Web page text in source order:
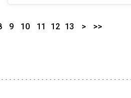
9 10 11 12 13 > >>